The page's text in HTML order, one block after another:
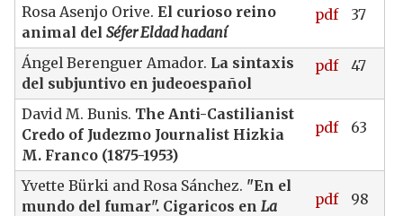
Rosa Asenjo Orive. El curioso reino
animal del Séfer Eldad hadaní
pdf 37
Ángel Berenguer Amador. La sintaxis
del subjuntivo en judeoespañol
pdf 47
David M. Bunis. The Anti-Castilianist
Credo of Judezmo Journalist Hizkia
M. Franco (1875-1953)
pdf 63
Yvette Bürki and Rosa Sánchez. "En el
mundo del fumar". Cigaricos en La
pdf 98